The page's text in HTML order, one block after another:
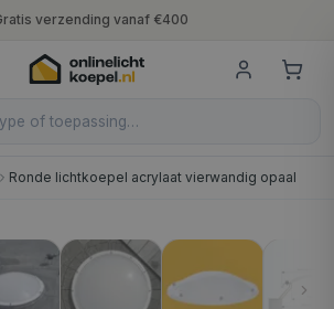
verzending vanaf €400
10 jaar fabrieksgarantie
Nederlandse productie
of toepassing…
Ronde lichtkoepel acrylaat vierwandig opaal